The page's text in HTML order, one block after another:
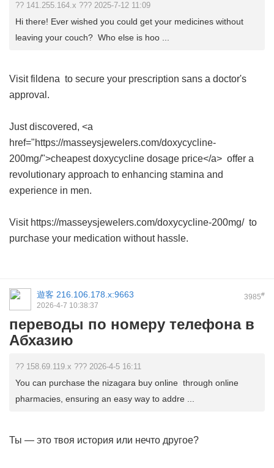
?? 141.255.164.x ??? 2025-7-12 11:09
Hi there! Ever wished you could get your medicines without
leaving your couch? Who else is hoo ...
Visitfildena to secure your prescription sans a doctor's
approval.
Just discovered, <a
href="https://masseysjewelers.com/doxycycline-
200mg/">cheapest doxycycline dosage price</a> offer a
revolutionary approach to enhancing stamina and
experience in men.
Visit https://masseysjewelers.com/doxycycline-200mg/ to
purchase your medication without hassle.
3985#
遊客 216.106.178.x:9663
2026-4-7 10:38:37
переводы по номеру телефона в
Абхазию
?? 158.69.119.x ??? 2026-4-5 16:11
You can purchase the nizagara buy online through online
pharmacies, ensuring an easy way to addre ...
Ты — это твоя история или нечто другое?